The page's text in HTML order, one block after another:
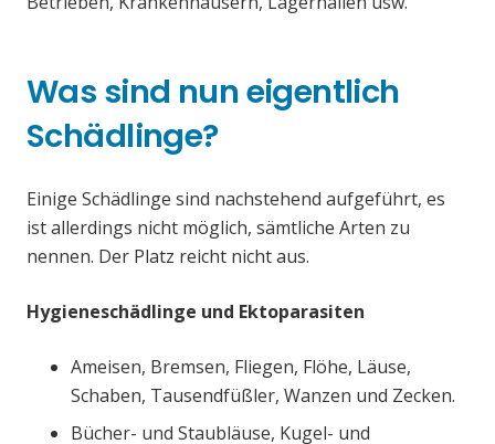
Was sind nun eigentlich
Schädlinge?
Einige Schädlinge sind nachstehend aufgeführt, es
ist allerdings nicht möglich, sämtliche Arten zu
nennen. Der Platz reicht nicht aus.
Hygieneschädlinge und Ektoparasiten
Ameisen, Bremsen, Fliegen, Flöhe, Läuse,
Schaben, Tausendfüßler, Wanzen und Zecken.
Bücher- und Staubläuse, Kugel- und